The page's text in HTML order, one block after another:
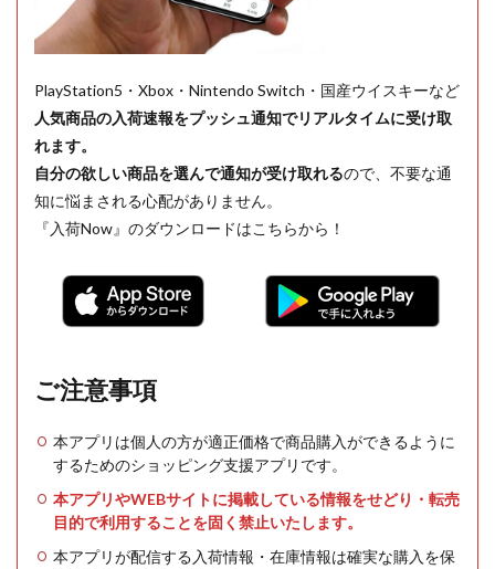
PlayStation5・Xbox・Nintendo Switch・国産ウイスキーなど
人気商品の入荷速報をプッシュ通知でリアルタイムに受け取
れます。
自分の欲しい商品を選んで通知が受け取れるので、不要な通
知に悩まされる心配がありません。
『入荷Now』のダウンロードはこちらから！
ご注意事項
本アプリは個人の方が適正価格で商品購入ができるように
するためのショッピング支援アプリです。
本アプリやWEBサイトに掲載している情報をせどり・転売
目的で利用することを固く禁止いたします。
本アプリが配信する入荷情報・在庫情報は確実な購入を保